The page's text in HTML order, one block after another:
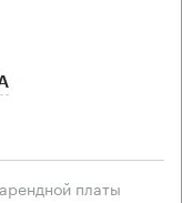
арендной платы